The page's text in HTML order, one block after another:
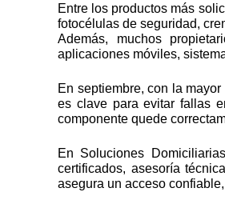
Entre los productos más
fotocélulas de seguridad,
Además, muchos
aplicaciones móviles,
En septiembre, con la
es clave para evitar fallas
componente quede
En Soluciones
certificados, asesoría
asegura un acceso